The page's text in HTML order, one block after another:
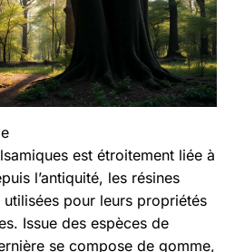
est étroitement liée à
l’antiquité, les résines
pour leurs propriétés
Issue des espèces de
se compose de gomme,